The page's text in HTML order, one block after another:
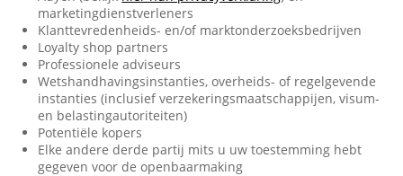
marketingdienstverleners
Klanttevredenheids- en/of marktonderzoeksbedrijven
Loyalty shop partners
Professionele adviseurs
Wetshandhavingsinstanties, overheids- of regelgevende
instanties (inclusief verzekeringsmaatschappijen, visum-
en belastingautoriteiten)
Potentiële kopers
Elke andere derde partij mits u uw toestemming hebt
gegeven voor de openbaarmaking